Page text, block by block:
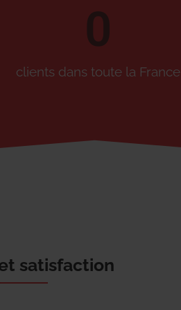
clients dans toute la France
0
satisfaction